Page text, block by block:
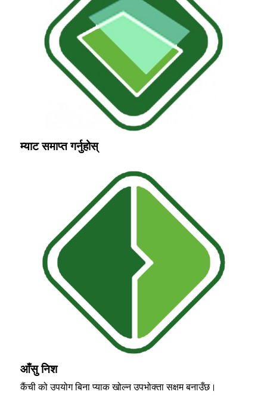
म्याट समाप्त गर्नुहोस्
आँसु निश
कैंची को उपयोग बिना प्याक खोल्न उपभोक्ता सक्षम बनाउँछ।